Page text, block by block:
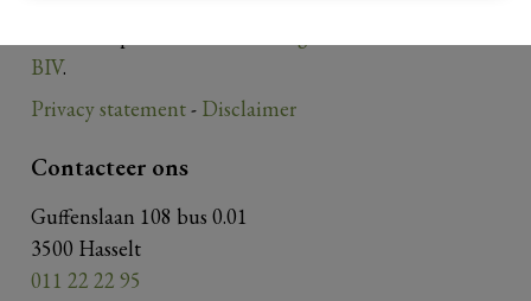
BIV.
Privacy statement- Disclaimer
Contacteer ons
Guffenslaan 108 bus 0.01
3500 Hasselt
011 22 22 95